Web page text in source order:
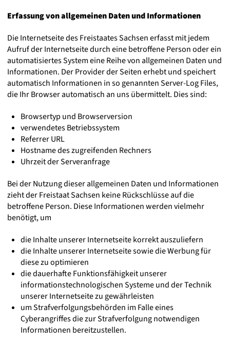
Erfassung von allgemeinen Daten und Informationen
Die Internetseite des Freistaates Sachsen erfasst mit jedem
Aufruf der Internetseite durch eine betroffene Person oder ein
automatisiertes System eine Reihe von allgemeinen Daten und
Informationen. Der Provider der Seiten erhebt und speichert
automatisch Informationen in so genannten Server-Log Files,
die Ihr Browser automatisch an uns übermittelt. Dies sind:
Browsertyp und Browserversion
verwendetes Betriebssystem
Referrer URL
Hostname des zugreifenden Rechners
Uhrzeit der Serveranfrage
Bei der Nutzung dieser allgemeinen Daten und Informationen
zieht der Freistaat Sachsen keine Rückschlüsse auf die
betroffene Person. Diese Informationen werden vielmehr
benötigt, um
die Inhalte unserer Internetseite korrekt auszuliefern
die Inhalte unserer Internetseite sowie die Werbung für
diese zu optimieren
die dauerhafte Funktionsfähigkeit unserer
informationstechnologischen Systeme und der Technik
unserer Internetseite zu gewährleisten
um Strafverfolgungsbehörden im Falle eines
Cyberangriffes die zur Strafverfolgung notwendigen
Informationen bereitzustellen.